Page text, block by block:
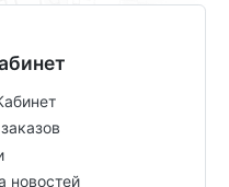
новостей